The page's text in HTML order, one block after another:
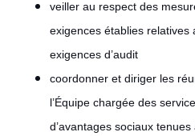
veiller au respect des
exigences établies relatives
exigences d’audit
coordonner et diriger les
l’Équipe chargée des
d’avantages sociaux